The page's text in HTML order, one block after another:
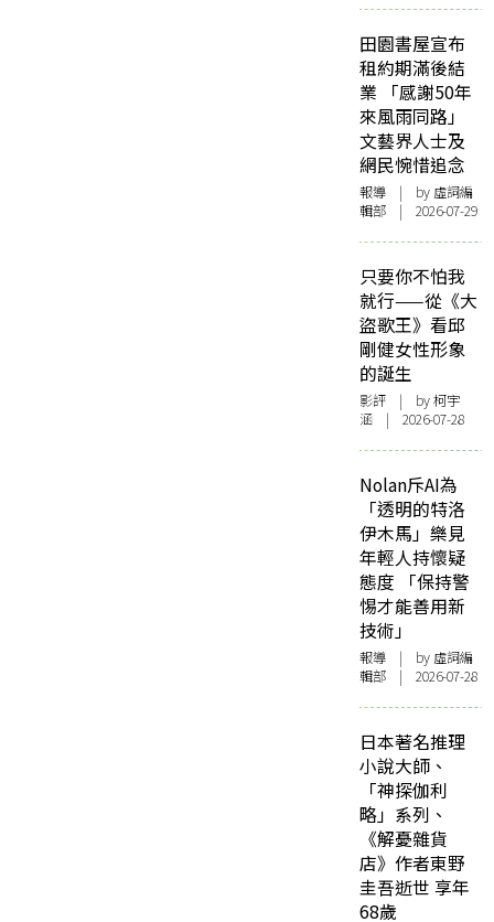
田園書屋宣布
租約期滿後結
業 「感謝50年
來風雨同路」
文藝界人士及
網民惋惜追念
報導 | by 虛詞編
輯部 | 2026-07-29
只要你不怕我
就行——從《大
盜歌王》看邱
剛健女性形象
的誕生
影評 | by 柯宇
涵 | 2026-07-28
Nolan斥AI為
「透明的特洛
伊木馬」樂見
年輕人持懷疑
態度 「保持警
惕才能善用新
技術」
報導 | by 虛詞編
輯部 | 2026-07-28
日本著名推理
小說大師、
「神探伽利
略」系列、
《解憂雜貨
店》作者東野
圭吾逝世 享年
68歲